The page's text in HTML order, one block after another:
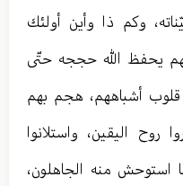
وكم ذا وأين أولئك
يحفظ الله حججه حتّى
قلوب أشباههم، هجم بهم
روح اليقين، واستلانوا
استوحش منه الجاهلون،